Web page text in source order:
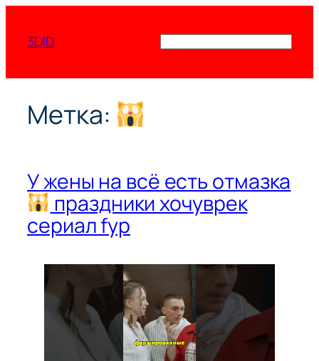
содержимому
3DID
Метка:
У жены на всё есть отмазка
праздники хочуврек
сериал fyp